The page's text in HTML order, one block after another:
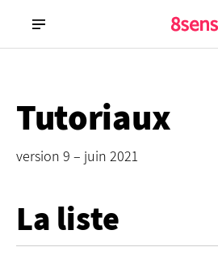
Tutoriaux
version 9 – juin 2021
La liste